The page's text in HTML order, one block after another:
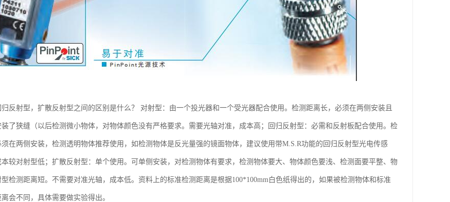
反射型，扩散反射型之间的区别是什么？ 对射型：由一个投光器和一个受光器配合使用。检测距离长，必须在两侧安装且
了狭缝（以后检测微小物体，对物体颜色没有严格要求。需要光轴对准，成本高；回归反射型：必需和反射板配合使用。检
在两侧安装，检测透明物体推荐使用，如检测物体是反光量强的镜面物体，建议使用带M.S.R功能的回归反射型光电传感
较对射型低；扩散反射型：单个使用。可单侧安装，对检测物体有要求，检测物体要大、物体颜色要浅、检测面要平整、物
检测距离短。不需要对准光轴，成本低。资料上的标准检测距离是根据100*100mm白色纸得出的，如果被检测物体和标准
会不同，具体需要做实验得出。